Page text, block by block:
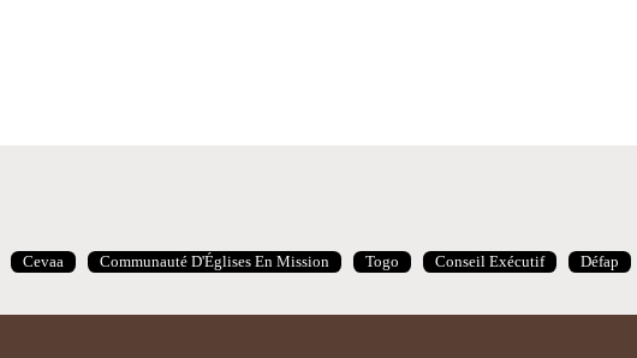
Cevaa Communauté D'Églises En Mission Togo Conseil Exécutif Défap